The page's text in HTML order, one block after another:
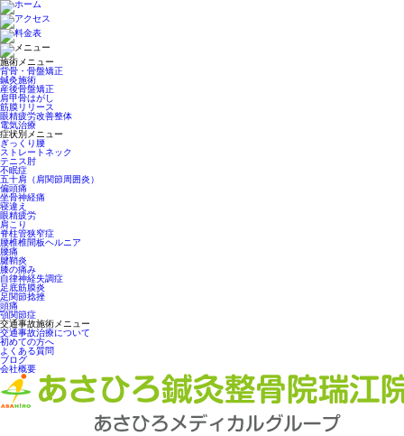
施術メニュー
背骨・骨盤矯正
鍼灸施術
産後骨盤矯正
肩甲骨はがし
筋膜リリース
眼精疲労改善整体
電気治療
症状別メニュー
ぎっくり腰
ストレートネック
テニス肘
不眠症
五十肩（肩関節周囲炎）
偏頭痛
坐骨神経痛
寝違え
眼精疲労
肩こり
脊柱管狭窄症
腰椎椎間板ヘルニア
腰痛
腱鞘炎
膝の痛み
自律神経失調症
足底筋膜炎
足関節捻挫
頭痛
顎関節症
交通事故施術メニュー
交通事故治療について
初めての方へ
よくある質問
ブログ
会社概要